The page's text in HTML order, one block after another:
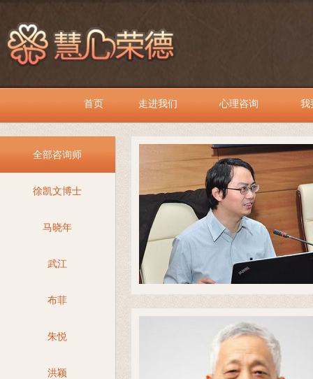
首页 走进我们 心理咨询 我
全部咨询师
徐凯文博士
马晓年
武江
布菲
朱悦
洪颖